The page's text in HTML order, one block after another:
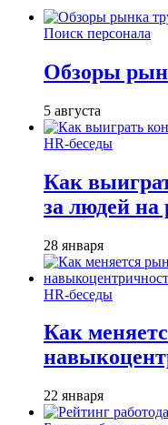
Поиск персонала
Обзоры
5 августа
HR-беседы
Как
за людей
28 января
HR-беседы
Как
22 января